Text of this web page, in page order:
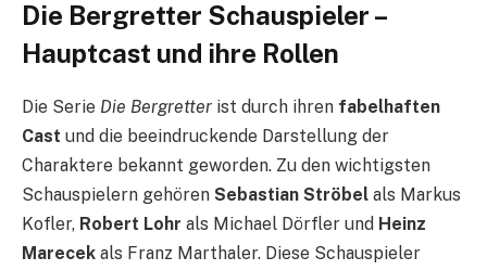
Die Bergretter Schauspieler –
Hauptcast und ihre Rollen
Die Serie Die Bergretter ist durch ihren fabelhaften
Cast und die beeindruckende Darstellung der
Charaktere bekannt geworden. Zu den wichtigsten
Schauspielern gehören Sebastian Ströbel als Markus
Kofler, Robert Lohr als Michael Dörfler und Heinz
Marecek als Franz Marthaler. Diese Schauspieler